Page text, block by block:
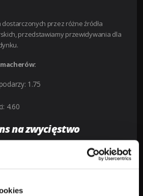
przez różne źródła
przedstawiamy przewidywania dla
1.75
4.60
na zwycięstwo
danych, możemy zauważyć, że
spotkania. Kursy oferowane
gości są znacznie wyższe, co może